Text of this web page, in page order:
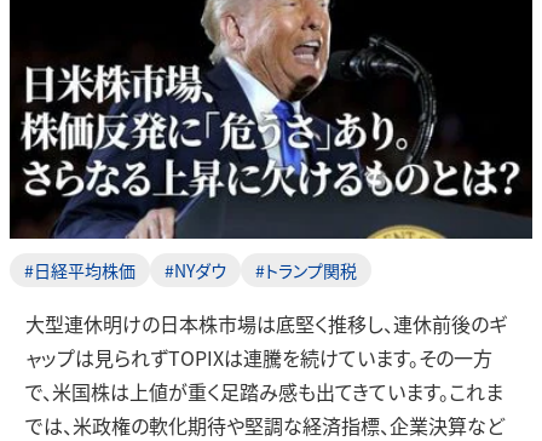
#日経平均株価 #NYダウ #トランプ関税
大型連休明けの日本株市場は底堅く推移し、連休前後のギ
ャップは見られずTOPIXは連騰を続けています。その一方
で、米国株は上値が重く足踏み感も出てきています。これま
では、米政権の軟化期待や堅調な経済指標、企業決算など